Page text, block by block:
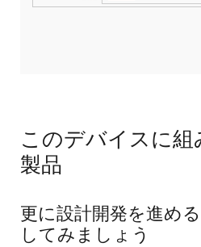
このデバイスに
製品
更に設計開発を進め
してみましょう